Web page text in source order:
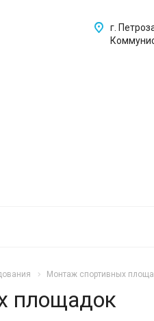
г.
Монтаж спортивных
площадок